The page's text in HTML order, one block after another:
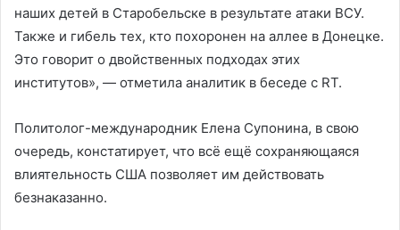
наших детей в Старобельске в результате атаки ВСУ.
Также и гибель тех, кто похоронен на аллее в Донецке.
Это говорит о двойственных подходах этих
институтов», — отметила аналитик в беседе с RT.
Политолог-международник Елена Супонина, в свою
очередь, констатирует, что всё ещё сохраняющаяся
влиятельность США позволяет им действовать
безнаказанно.